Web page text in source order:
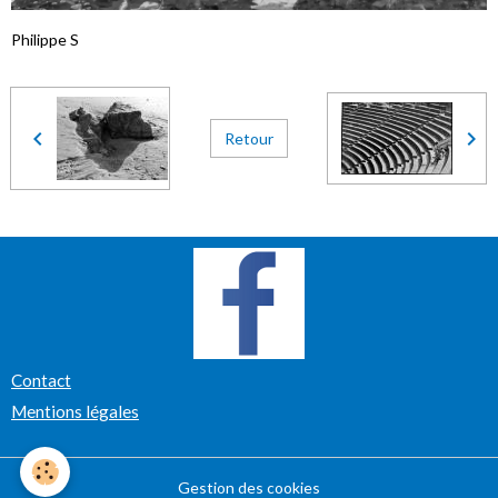
Philippe S
Retour
Contact
Mentions légales
Gestion des cookies